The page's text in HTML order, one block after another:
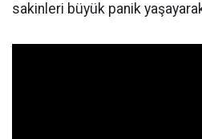
sakinleri büyük panik